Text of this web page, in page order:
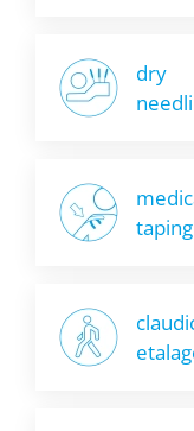
dry
taping